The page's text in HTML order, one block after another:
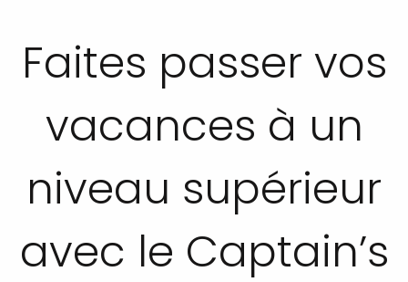
Faites passer vos
vacances à un
niveau supérieur
avec le Captain’s